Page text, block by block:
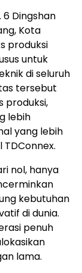
Dingshan
Kota
produksi
untuk
di seluruh
tersebut
produksi,
lebih
yang lebih
nol, hanya
kebutuhan
di dunia.
penuh
lama.